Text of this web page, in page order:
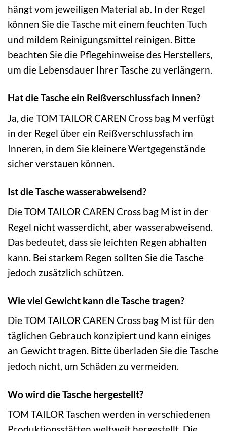
hängt vom jeweiligen Material ab. In der Regel
können Sie die Tasche mit einem feuchten Tuch
und mildem Reinigungsmittel reinigen. Bitte
beachten Sie die Pflegehinweise des Herstellers,
um die Lebensdauer Ihrer Tasche zu verlängern.
Hat die Tasche ein Reißverschlussfach innen?
Ja, die TOM TAILOR CAREN Cross bag M verfügt
in der Regel über ein Reißverschlussfach im
Inneren, in dem Sie kleinere Wertgegenstände
sicher verstauen können.
Ist die Tasche wasserabweisend?
Die TOM TAILOR CAREN Cross bag M ist in der
Regel nicht wasserdicht, aber wasserabweisend.
Das bedeutet, dass sie leichten Regen abhalten
kann. Bei starkem Regen sollten Sie die Tasche
jedoch zusätzlich schützen.
Wie viel Gewicht kann die Tasche tragen?
Die TOM TAILOR CAREN Cross bag M ist für den
täglichen Gebrauch konzipiert und kann einiges
an Gewicht tragen. Bitte überladen Sie die Tasche
jedoch nicht, um Schäden zu vermeiden.
Wo wird die Tasche hergestellt?
TOM TAILOR Taschen werden in verschiedenen